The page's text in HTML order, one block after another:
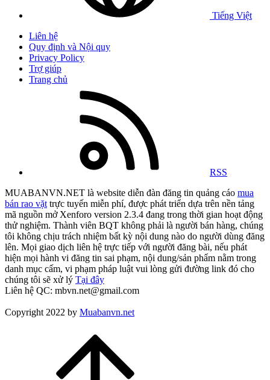
Tiếng Việt
Liên hệ
Quy định và Nội quy
Privacy Policy
Trợ giúp
Trang chủ
RSS
MUABANVN.NET là website diễn đàn đăng tin quảng cáo mua
bán rao vặt trực tuyến miễn phí, được phát triển dựa trên nền tảng
mã nguồn mở Xenforo version 2.3.4 đang trong thời gian hoạt động
thử nghiệm. Thành viên BQT không phải là người bán hàng, chúng
tôi không chịu trách nhiệm bất kỳ nội dung nào do người dùng đăng
lên. Mọi giao dịch liên hệ trực tiếp với người đăng bài, nếu phát
hiện mọi hành vi đăng tin sai phạm, nội dung/sản phẩm nằm trong
danh mục cấm, vi phạm pháp luật vui lòng gửi đường link đó cho
chúng tôi sẽ xử lý Tại đây
Liên hệ QC: mbvn.net@gmail.com
Copyright 2022 by Muabanvn.net